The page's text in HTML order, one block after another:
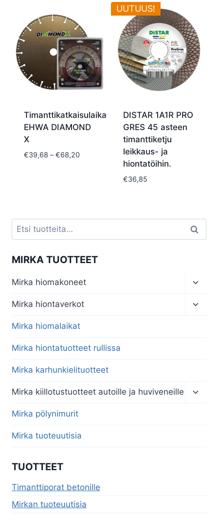
€158,72
Timanttikatkaisulaikat
EHWA DIAMOND
X
€39,68 – €68,20Hintaluokka:
UUTUUS!
DISTAR 1A1R PRO
GRES 45 asteen
timanttiketju
leikkaus- ja
hiontatöihin.
€36,85
Etsi: Haku
MIRKA TUOTTEET
Mirka hiomakoneet
menu
Mirka hiontaverkot
Mirka hiomalaikat
Mirka hiontatuotteet rullissa
Mirka karhunkielituotteet
Mirka kiillotustuotteet autoille ja huviveneille
Mirka pölynimurit
Mirka tuoteuutisia
TUOTTEET
Timanttiporat betonille
Mirkan tuoteuutisia